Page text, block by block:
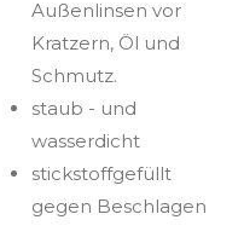
Außenlinsen vor
Kratzern, Öl und
Schmutz.
staub - und
wasserdicht
stickstoffgefüllt
gegen Beschlagen